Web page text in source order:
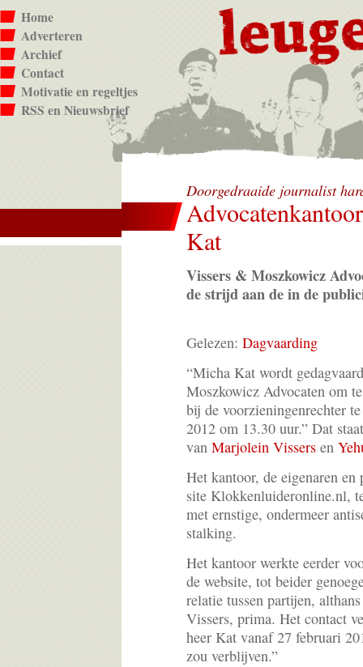
Home
Adverteren
Archief
Contact
Motivatie en regeltjes
RSS en Nieuwsbrief
Doorgedraaide journalist
Kat
Vissers & Moszkowicz
de strijd aan de in de
Gelezen: Dagvaarding
“Micha Kat wordt
Moszkowicz Advocaten om
bij de voorzieningenrechter
2012 om 13.30 uur.” Dat
van Marjolein Vissers en
Het kantoor, de eigenaren en
site Klokkenluideronline.nl,
met ernstige, ondermeer
stalking.
Het kantoor werkte eerder
de website, tot beider
relatie tussen partijen,
Vissers, prima. Het contact
heer Kat vanaf 27 februari
zou verblijven.”